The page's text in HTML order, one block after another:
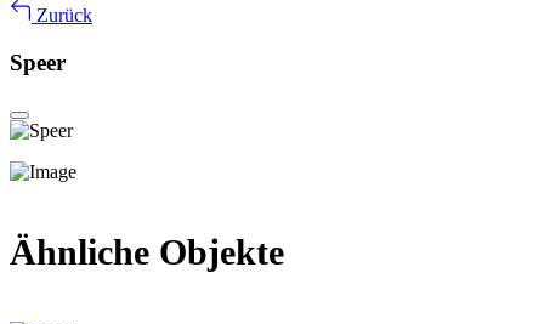
Zurück
Speer
Ähnliche Objekte